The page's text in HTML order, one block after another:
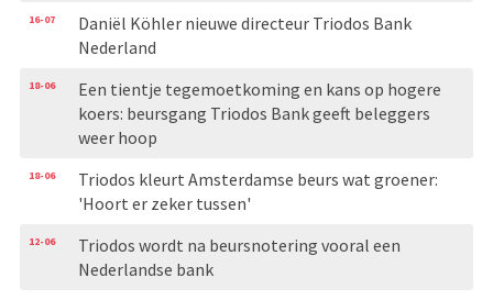
16-07
Daniël Köhler nieuwe directeur Triodos Bank
Nederland
18-06
Een tientje tegemoetkoming en kans op hogere
koers: beursgang Triodos Bank geeft beleggers
weer hoop
18-06
Triodos kleurt Amsterdamse beurs wat groener:
'Hoort er zeker tussen'
12-06
Triodos wordt na beursnotering vooral een
Nederlandse bank